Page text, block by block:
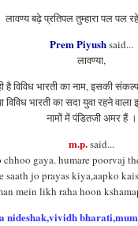
लावण्य बढ़े प्रतिपल तुम्हारा पल पल
Prem Piyushsaid...
लावण्या,
है विविध भारती का नाम, इसकी
भारती का सदा युवा रहने
नामों में पंडितजी अमर हैं ।
m.p.said...
gaya. humare poorvaj
saath jo prayas kiya,aapko
mein likh raha hoon
nideshak,vividh